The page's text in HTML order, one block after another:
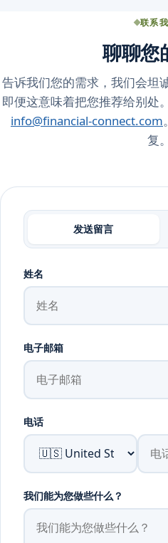
联系
聊聊您
告诉我们您的需求，我们会坦
即便这意味着把您推荐给别处
info@financial-connect.com
复。
发送留言
姓名
电子邮箱
电话
我们能为您做些什么？